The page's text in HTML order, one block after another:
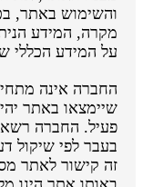
והשימוש באתר,
מקרה, המידע
על המידע הכללי
החברה אינה
שיימצאו באתר יהיו
פעיל. החברה
בעבר לפי שיקול
זה קישור לאתר